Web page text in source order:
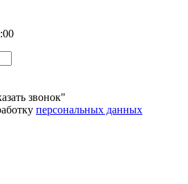
звонок"
персональных данных